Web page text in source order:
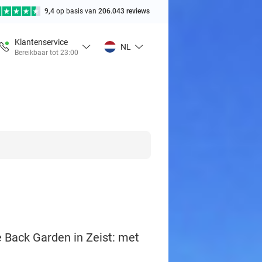
9,4 op basis van 206.043 reviews
Klantenservice
Bereikbaar tot 23:00
NL
Garden in Zeist: met